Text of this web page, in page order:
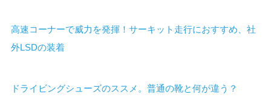
高速コーナーで威力を発揮！サーキット走行におすすめ、社
外LSDの装着
ドライビングシューズのススメ。普通の靴と何が違う？